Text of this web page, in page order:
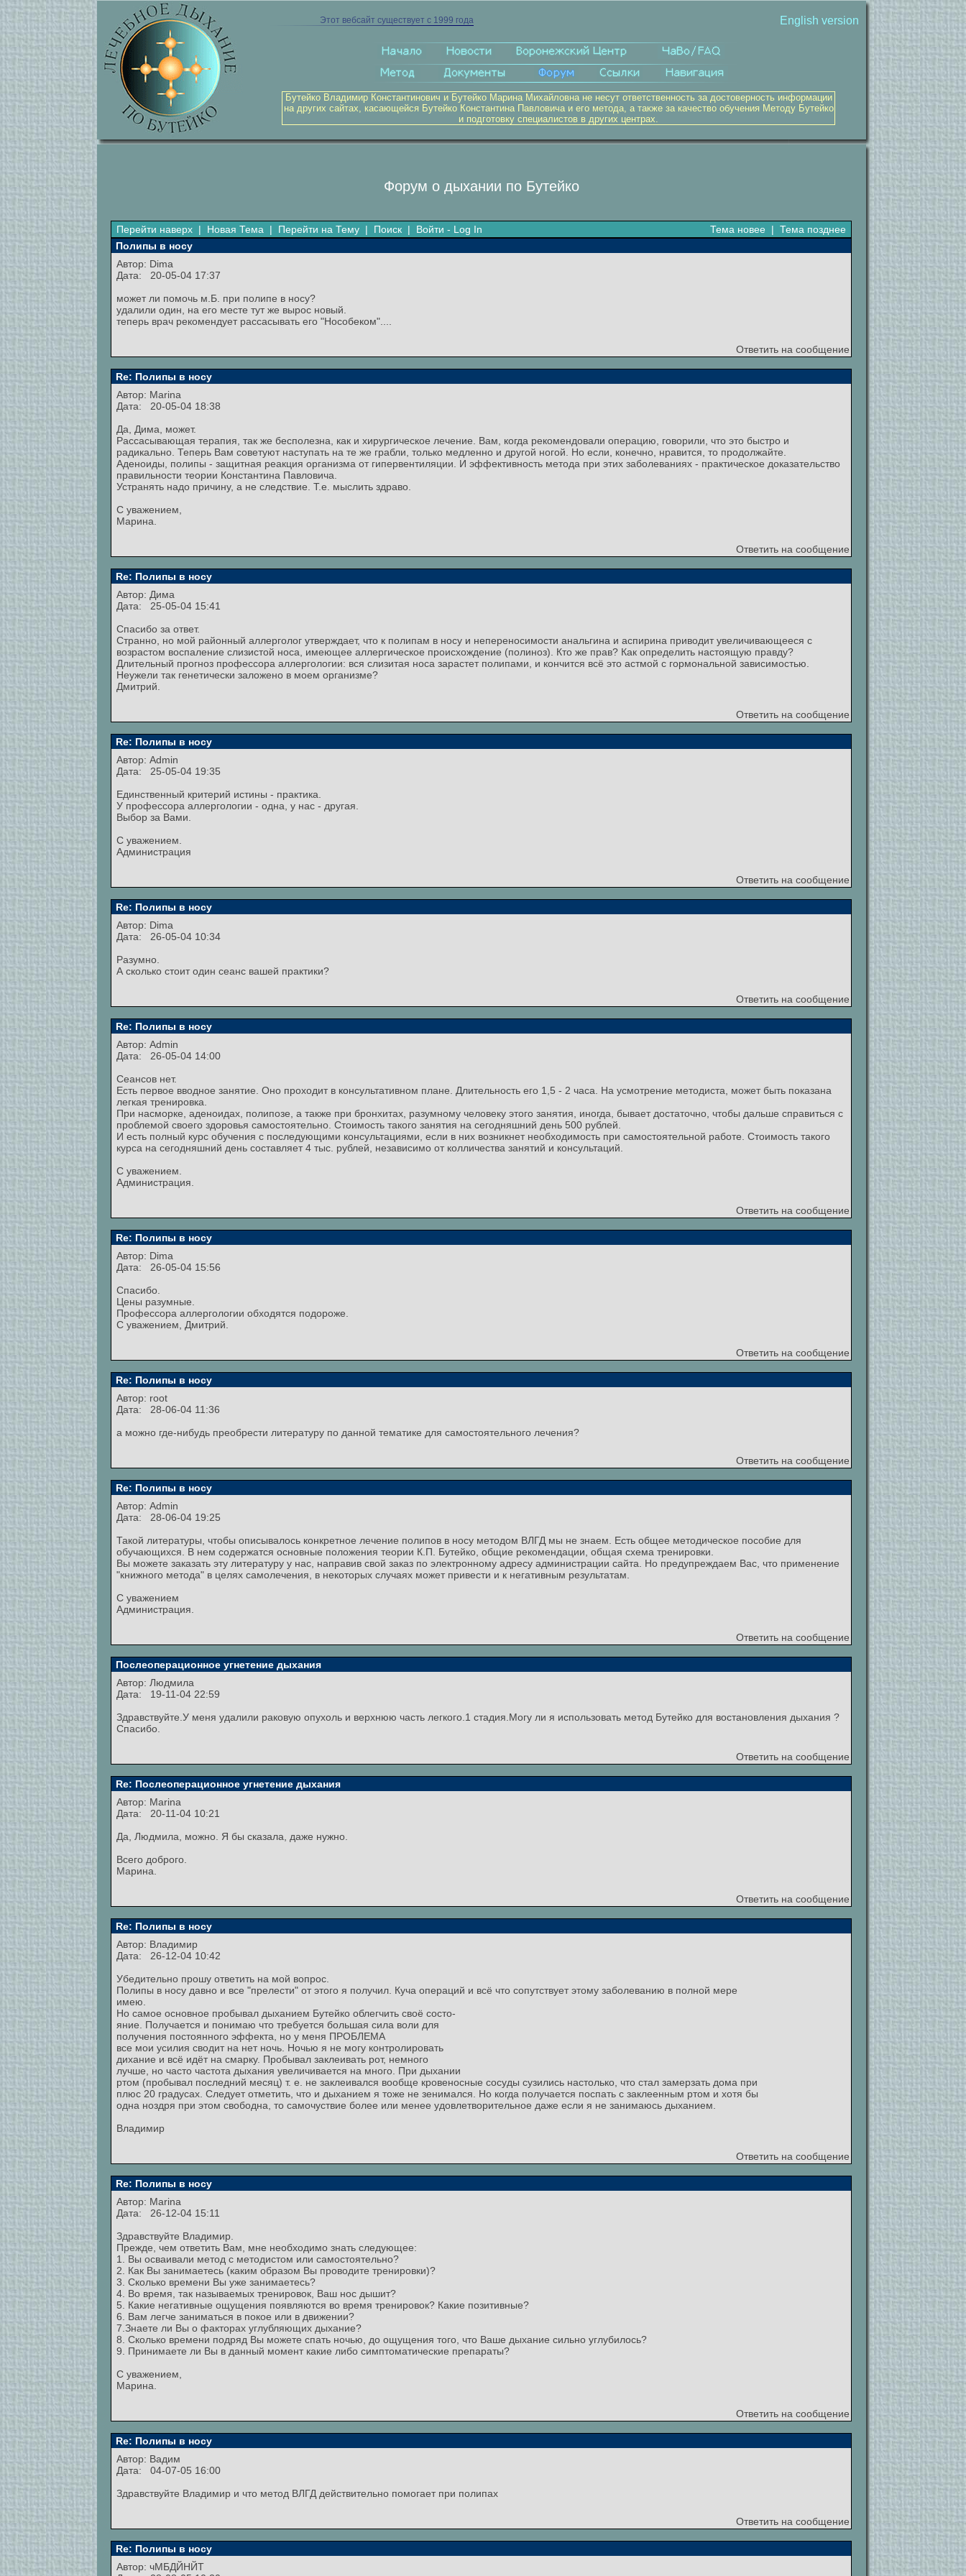
Этот вебсайт существует с 1999 года English version
Бутейко Владимир Константинович и Бутейко Марина Михайловна не несут ответственность за достоверность информации
на других сайтах, касающейся Бутейко Константина Павловича и его метода, а также за качество обучения Методу Бутейко
и подготовку специалистов в других центрах.
Форум о дыхании по Бутейко
Перейти наверх | Новая Тема | Перейти на Тему | Поиск | Войти - Log In Тема новее | Тема позднее
Полипы в носу
Автор: Dima
Дата: 20-05-04 17:37
может ли помочь м.Б. при полипе в носу?
удалили один, на его месте тут же вырос новый.
теперь врач рекомендует рассасывать его "Нособеком"....
Ответить на сообщение
Re: Полипы в носу
Автор: Marina
Дата: 20-05-04 18:38
Да, Дима, может.
Рассасывающая терапия, так же бесполезна, как и хирургическое лечение. Вам, когда рекомендовали операцию, говорили, что это быстро и
радикально. Теперь Вам советуют наступать на те же грабли, только медленно и другой ногой. Но если, конечно, нравится, то продолжайте.
Аденоиды, полипы - защитная реакция организма от гипервентиляции. И эффективность метода при этих заболеваниях - практическое доказательство
правильности теории Константина Павловича.
Устранять надо причину, а не следствие. Т.е. мыслить здраво.
С уважением,
Марина.
Ответить на сообщение
Re: Полипы в носу
Автор: Дима
Дата: 25-05-04 15:41
Спасибо за ответ.
Странно, но мой районный аллерголог утверждает, что к полипам в носу и непереносимости анальгина и аспирина приводит увеличивающееся с
возрастом воспаление слизистой носа, имеющее аллергическое происхождение (полиноз). Кто же прав? Как определить настоящую правду?
Длительный прогноз профессора аллергологии: вся слизитая носа зарастет полипами, и кончится всё это астмой с гормональной зависимостью.
Неужели так генетически заложено в моем организме?
Дмитрий.
Ответить на сообщение
Re: Полипы в носу
Автор: Admin
Дата: 25-05-04 19:35
Единственный критерий истины - практика.
У профессора аллергологии - одна, у нас - другая.
Выбор за Вами.
С уважением.
Администрация
Ответить на сообщение
Re: Полипы в носу
Автор: Dima
Дата: 26-05-04 10:34
Разумно.
А сколько стоит один сеанс вашей практики?
Ответить на сообщение
Re: Полипы в носу
Автор: Admin
Дата: 26-05-04 14:00
Сеансов нет.
Есть первое вводное занятие. Оно проходит в консультативном плане. Длительность его 1,5 - 2 часа. На усмотрение методиста, может быть показана
легкая тренировка.
При насморке, аденоидах, полипозе, а также при бронхитах, разумному человеку этого занятия, иногда, бывает достаточно, чтобы дальше справиться с
проблемой своего здоровья самостоятельно. Стоимость такого занятия на сегодняшний день 500 рублей.
И есть полный курс обучения с последующими консультациями, если в них возникнет необходимость при самостоятельной работе. Стоимость такого
курса на сегодняшний день составляет 4 тыс. рублей, независимо от колличества занятий и консультаций.
С уважением.
Администрация.
Ответить на сообщение
Re: Полипы в носу
Автор: Dima
Дата: 26-05-04 15:56
Спасибо.
Цены разумные.
Профессора аллергологии обходятся подороже.
С уважением, Дмитрий.
Ответить на сообщение
Re: Полипы в носу
Автор: root
Дата: 28-06-04 11:36
а можно где-нибудь преобрести литературу по данной тематике для самостоятельного лечения?
Ответить на сообщение
Re: Полипы в носу
Автор: Admin
Дата: 28-06-04 19:25
Такой литературы, чтобы описывалось конкретное лечение полипов в носу методом ВЛГД мы не знаем. Есть общее методическое пособие для
обучающихся. В нем содержатся основные положения теории К.П. Бутейко, общие рекомендации, общая схема тренировки.
Вы можете заказать эту литературу у нас, направив свой заказ по электронному адресу администрации сайта. Но предупреждаем Вас, что применение
"книжного метода" в целях самолечения, в некоторых случаях может привести и к негативным результатам.
С уважением
Администрация.
Ответить на сообщение
Послеоперационное угнетение дыхания
Автор: Людмила
Дата: 19-11-04 22:59
Здравствуйте.У меня удалили раковую опухоль и верхнюю часть легкого.1 стадия.Могу ли я использовать метод Бутейко для востановления дыхания ?
Спасибо.
Ответить на сообщение
Re: Послеоперационное угнетение дыхания
Автор: Marina
Дата: 20-11-04 10:21
Да, Людмила, можно. Я бы сказала, даже нужно.
Всего доброго.
Марина.
Ответить на сообщение
Re: Полипы в носу
Автор: Владимир
Дата: 26-12-04 10:42
Убедительно прошу ответить на мой вопрос.
Полипы в носу давно и все "прелести" от этого я получил. Куча операций и всё что сопутствует этому заболеванию в полной мере
имею.
Но самое основное пробывал дыханием Бутейко облегчить своё состо-
яние. Получается и понимаю что требуется большая сила воли для
получения постоянного эффекта, но у меня ПРОБЛЕМА
все мои усилия сводит на нет ночь. Ночью я не могу контролировать
дихание и всё идёт на смарку. Пробывал заклеивать рот, немного
лучше, но часто частота дыхания увеличивается на много. При дыхании
ртом (пробывал последний месяц) т. е. не заклеивался вообще кровеносные сосуды сузились настолько, что стал замерзать дома при
плюс 20 градусах. Следует отметить, что и дыханием я тоже не зенимался. Но когда получается поспать с заклеенным ртом и хотя бы
одна ноздря при этом свободна, то самочуствие более или менее удовлетворительное даже если я не занимаюсь дыханием.
Владимир
Ответить на сообщение
Re: Полипы в носу
Автор: Marina
Дата: 26-12-04 15:11
Здравствуйте Владимир.
Прежде, чем ответить Вам, мне необходимо знать следующее:
1. Вы осваивали метод с методистом или самостоятельно?
2. Как Вы занимаетесь (каким образом Вы проводите тренировки)?
3. Сколько времени Вы уже занимаетесь?
4. Во время, так называемых тренировок, Ваш нос дышит?
5. Какие негативные ощущения появляются во время тренировок? Какие позитивные?
6. Вам легче заниматься в покое или в движении?
7.Знаете ли Вы о факторах углубляющих дыхание?
8. Сколько времени подряд Вы можете спать ночью, до ощущения того, что Ваше дыхание сильно углубилось?
9. Принимаете ли Вы в данный момент какие либо симптоматические препараты?
С уважением,
Марина.
Ответить на сообщение
Re: Полипы в носу
Автор: Вадим
Дата: 04-07-05 16:00
Здравствуйте Владимир и что метод ВЛГД действительно помогает при полипах
Ответить на сообщение
Re: Полипы в носу
Автор: чМБДЙНЙТ